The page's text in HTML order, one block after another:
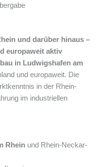
und darüber hinaus –
europaweit aktiv
in Ludwigshafen am
und europaweit. Die
in der Rhein-
im industriellen
Rhein und Rhein-Neckar-